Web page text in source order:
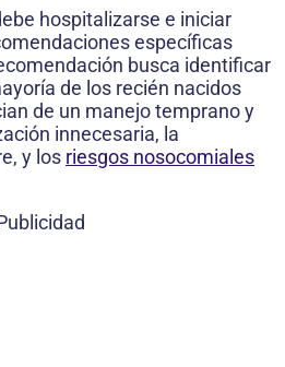
hospitalizarse e iniciar
específicas
busca identificar
de los recién nacidos
de un manejo temprano y
innecesaria, la
y los riesgos nosocomiales